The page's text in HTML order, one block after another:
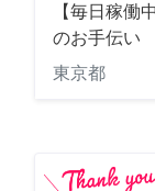
【毎日稼働
のお手伝い
東京都